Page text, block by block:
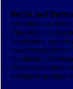
Recht auf
Sie haben das
Einwilligung oder
verarbeiten, an sich
maschinenlesbaren
die direkte
Verantwortlichen
technisch machbar